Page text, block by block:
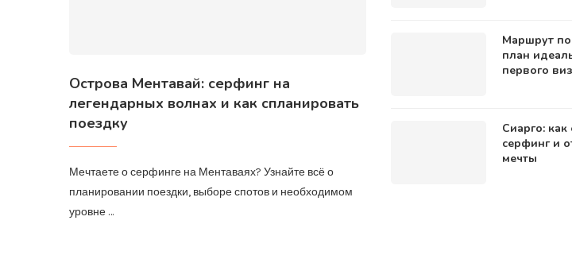
Острова Ментавай: серфинг на
легендарных волнах и как спланировать
поездку
Мечтаете о серфинге на Ментаваях? Узнайте всё о
планировании поездки, выборе спотов и необходимом
уровне …
Маршрут
план
первого
Сиарго: как
серфинг и
мечты